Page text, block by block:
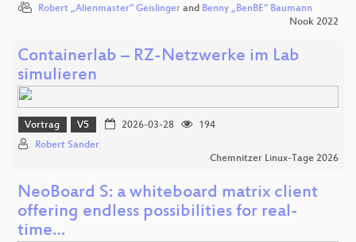
Robert „Alienmaster“ Geislinger and Benny „BenBE“ Baumann
Nook 2022
Containerlab – RZ-Netzwerke im Lab
simulieren
Vortrag V5 2026-03-28
194
Robert Sander
Chemnitzer Linux-Tage 2026
NeoBoard S: a whiteboard matrix client
offering endless possibilities for real-
time…